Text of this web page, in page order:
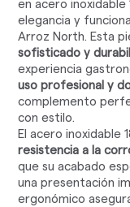
en acero inoxidable
elegancia y
Arroz North. Esta
sofisticado y
experiencia
uso profesional y
complemento
con estilo.
El acero inoxidable
resistencia a la
que su acabado
una presentación
ergonómico